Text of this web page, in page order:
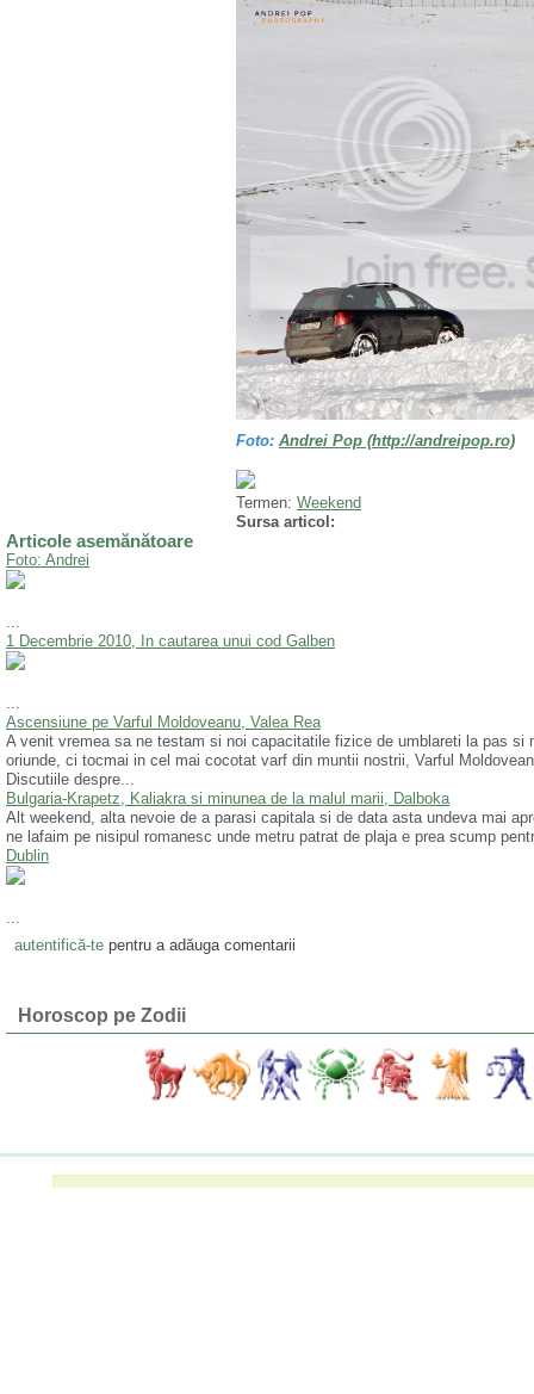
Foto: Andrei Pop (http://andreipop.ro)
Termen: Weekend
Sursa articol:
Articole asemănătoare
Foto: Andrei
...
1 Decembrie 2010, In cautarea unui cod Galben
...
Ascensiune pe Varful Moldoveanu, Valea Rea
A venit vremea sa ne testam si noi capacitatile fizice de umblareti la pas si
oriunde, ci tocmai in cel mai cocotat varf din muntii nostrii, Varful
Discutiile despre...
Bulgaria-Krapetz, Kaliakra si minunea de la malul marii, Dalboka
Alt weekend, alta nevoie de a parasi capitala si de data asta undeva mai
ne lafaim pe nisipul romanesc unde metru patrat de plaja e prea scump
Dublin
...
autentifică-tepentru a adăuga comentarii
Horoscop pe Zodii